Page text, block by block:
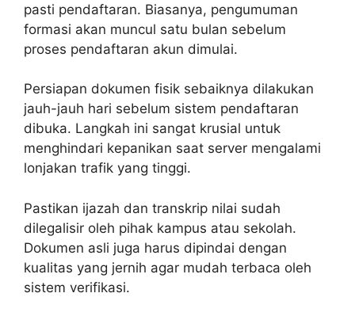
pasti pendaftaran. Biasanya, pengumuman
formasi akan muncul satu bulan sebelum
proses pendaftaran akun dimulai.
Persiapan dokumen fisik sebaiknya dilakukan
jauh-jauh hari sebelum sistem pendaftaran
dibuka. Langkah ini sangat krusial untuk
menghindari kepanikan saat server mengalami
lonjakan trafik yang tinggi.
Pastikan ijazah dan transkrip nilai sudah
dilegalisir oleh pihak kampus atau sekolah.
Dokumen asli juga harus dipindai dengan
kualitas yang jernih agar mudah terbaca oleh
sistem verifikasi.